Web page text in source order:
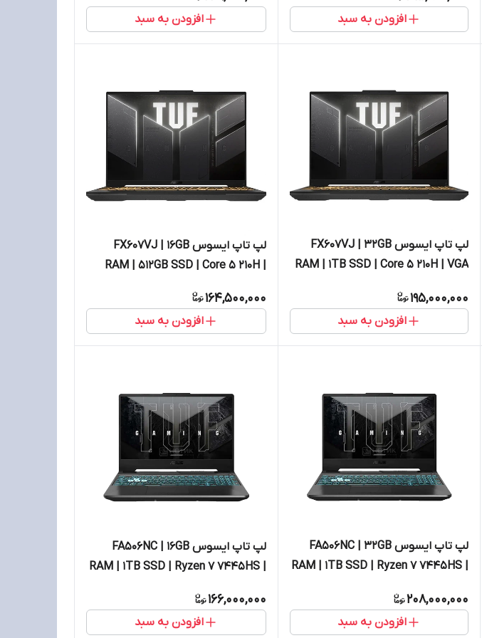
افزودن به سبد افزودن به سبد
لپ تاپ ایسوس FX607VJ | 32GB
RAM | 1TB SSD | Core 5 210H | VGA
195,000,000
افزودن به سبد
لپ تاپ ایسوس FX607VJ | 16GB
RAM | 512GB SSD | Core 5 210H |
164,500,000
افزودن به سبد
لپ تاپ ایسوس FA506NC | 32GB
RAM | 1TB SSD | Ryzen 7 7445HS |
208,000,000
افزودن به سبد
لپ تاپ ایسوس FA506NC | 16GB
RAM | 1TB SSD | Ryzen 7 7445HS |
166,000,000
افزودن به سبد